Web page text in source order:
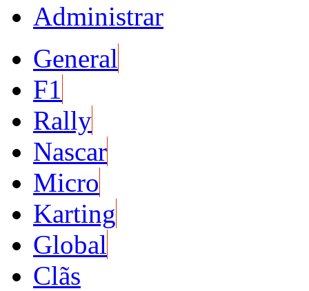
Administrar
General
F1
Rally
Nascar
Micro
Karting
Global
Clãs